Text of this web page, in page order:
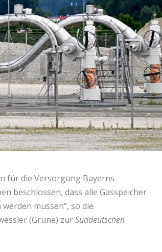
für die Versorgung Bayerns
beschlossen, dass alle Gasspeicher
müssen“, so die
(Grüne) zurSüddeutschen